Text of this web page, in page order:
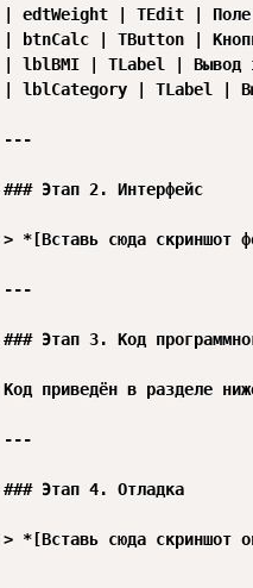
| edtWeight | TEdit | Поле
| btnCalc | TButton |
| lblBMI | TLabel | Вывод
| lblCategory | TLabel |
---
### Этап 2. Интерфейс
> *[Вставь сюда скриншот
---
### Этап 3. Код
Код приведён в разделе
---
### Этап 4. Отладка
> *[Вставь сюда скриншот